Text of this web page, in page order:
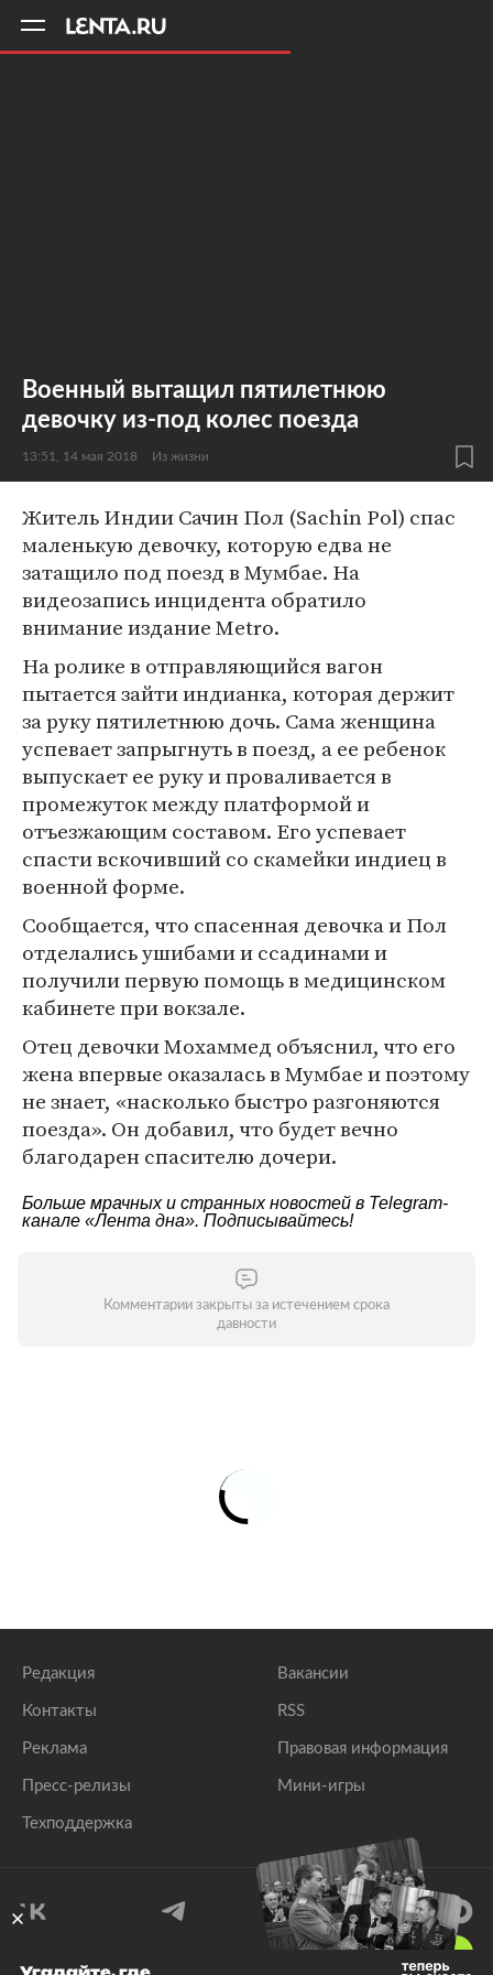
Военный вытащил пятилетнюю
девочку из-под колес поезда
13:51, 14 мая 2018 Из жизни
Житель Индии Сачин Пол (Sachin Pol) спас
маленькую девочку, которую едва не
затащило под поезд в Мумбае. На
видеозапись инцидента обратило
внимание издание Metro.
На ролике в отправляющийся вагон
пытается зайти индианка, которая держит
за руку пятилетнюю дочь. Сама женщина
успевает запрыгнуть в поезд, а ее ребенок
выпускает ее руку и проваливается в
промежуток между платформой и
отъезжающим составом. Его успевает
спасти вскочивший со скамейки индиец в
военной форме.
Сообщается, что спасенная девочка и Пол
отделались ушибами и ссадинами и
получили первую помощь в медицинском
кабинете при вокзале.
Отец девочки Мохаммед объяснил, что его
жена впервые оказалась в Мумбае и поэтому
не знает, «насколько быстро разгоняются
поезда». Он добавил, что будет вечно
благодарен спасителю дочери.
Больше мрачных и странных новостей в Telegram-
канале «Лента дна». Подписывайтесь!
Комментарии закрыты за истечением срока
давности
Редакция
Контакты
Реклама
Пресс-релизы
Техподдержка
Вакансии
RSS
Правовая информация
Мини-игры